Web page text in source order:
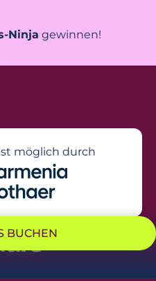
Ninja gewinnen!
möglich durch
EINE STARKE MITTE –
BARMENIA
BUCHEN